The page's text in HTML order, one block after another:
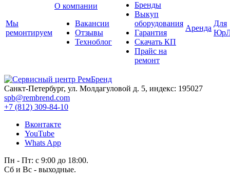
Мы
ремонтируем
О компании
Вакансии
Отзывы
Техноблог
Бренды
Выкуп
оборудования
Гарантия
Скачать КП
Прайс на
ремонт
Аренда
Для
Санкт-Петербург, ул. Молдагуловой д. 5, индекс: 195027
spb@rembrend.com
+7 (812) 309-84-10
Вконтакте
YouTube
Whats App
Пн - Пт: с 9:00 до 18:00.
Сб и Вс - выходные.